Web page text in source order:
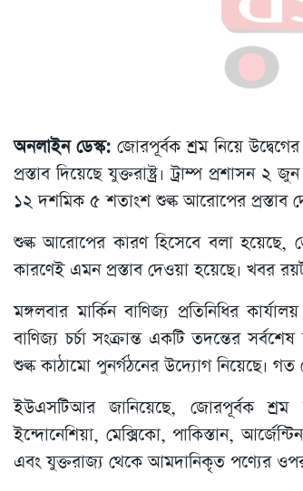
অনলাইন ডেস্ক: জোরপূর্বক শ্রম নিয়ে
প্রস্তাব দিয়েছে যুক্তরাষ্ট্র। ট্রাম্প
১২ দশমিক ৫ শতাংশ শুল্ক আরোপের প্রস্তাব
শুল্ক আরোপের কারণ হিসেবে বলা হয়েছে,
কারণেই এমন প্রস্তাব দেওয়া হয়েছে। খবর
মঙ্গলবার মার্কিন বাণিজ্য প্রতিনিধির
বাণিজ্য চর্চা সংক্রান্ত একটি তদন্তের
শুল্ক কাঠামো পুনর্গঠনের উদ্যোগ নিয়েছে। গত
ইউএসটিআর জানিয়েছে, জোরপূর্বক শ্রম
ইন্দোনেশিয়া, মেক্সিকো, পাকিস্তান,
এবং যুক্তরাজ্য থেকে আমদানিকৃত পণ্যের